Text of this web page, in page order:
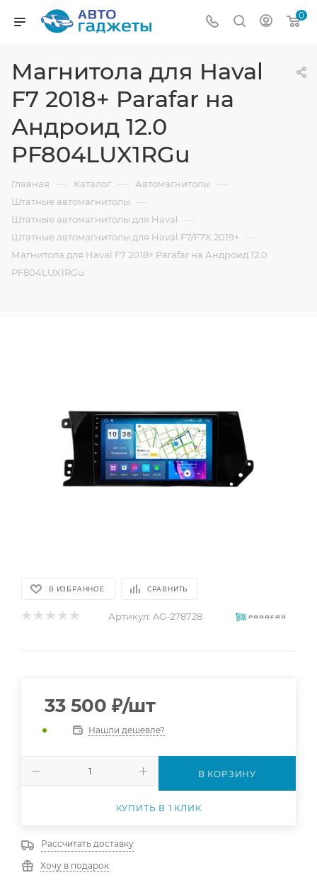
0
Магнитола для Haval
F7 2018+ Parafar на
Андроид 12.0
PF804LUX1RGu
Главная — Каталог — Автомагнитолы —
Штатные автомагнитолы —
Штатные автомагнитолы для Haval —
Штатные автомагнитолы для Haval F7/F7X 2019+ —
Магнитола для Haval F7 2018+ Parafar на Андроид 12.0
PF804LUX1RGu
В ИЗБРАННОЕ СРАВНИТЬ
Артикул: AG-278728
33 500 ₽/шт
Нашли дешевле?
В КОРЗИНУ
КУПИТЬ В 1 КЛИК
Рассчитать доставку
Хочу в подарок